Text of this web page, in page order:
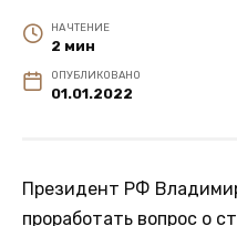
НА ЧТЕНИЕ
2 мин
ОПУБЛИКОВАНО
01.01.2022
Президент РФ
проработать вопрос о